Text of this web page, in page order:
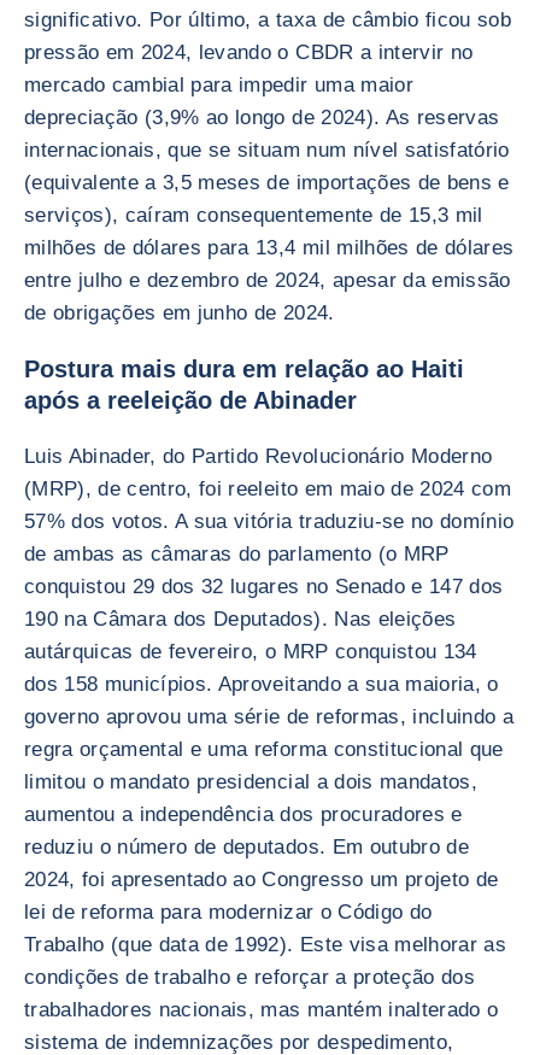
significativo. Por último, a taxa de câmbio ficou sob
pressão em 2024, levando o CBDR a intervir no
mercado cambial para impedir uma maior
depreciação (3,9% ao longo de 2024). As reservas
internacionais, que se situam num nível satisfatório
(equivalente a 3,5 meses de importações de bens e
serviços), caíram consequentemente de 15,3 mil
milhões de dólares para 13,4 mil milhões de dólares
entre julho e dezembro de 2024, apesar da emissão
de obrigações em junho de 2024.
Postura mais dura em relação ao Haiti
após a reeleição de Abinader
Luis Abinader, do Partido Revolucionário Moderno
(MRP), de centro, foi reeleito em maio de 2024 com
57% dos votos. A sua vitória traduziu-se no domínio
de ambas as câmaras do parlamento (o MRP
conquistou 29 dos 32 lugares no Senado e 147 dos
190 na Câmara dos Deputados). Nas eleições
autárquicas de fevereiro, o MRP conquistou 134
dos 158 municípios. Aproveitando a sua maioria, o
governo aprovou uma série de reformas, incluindo a
regra orçamental e uma reforma constitucional que
limitou o mandato presidencial a dois mandatos,
aumentou a independência dos procuradores e
reduziu o número de deputados. Em outubro de
2024, foi apresentado ao Congresso um projeto de
lei de reforma para modernizar o Código do
Trabalho (que data de 1992). Este visa melhorar as
condições de trabalho e reforçar a proteção dos
trabalhadores nacionais, mas mantém inalterado o
sistema de indemnizações por despedimento,